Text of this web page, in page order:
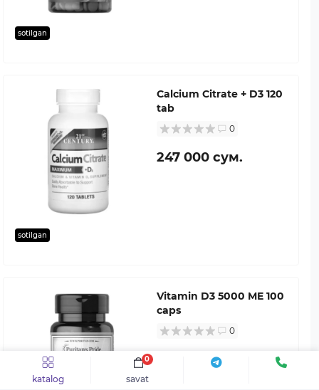
katalog savat
0
sotilgan
sotilgan
Calcium Citrate + D3 120
tab
0
247 000 сум.
Vitamin D3 5000 ME 100
caps
0
156 000 сум.